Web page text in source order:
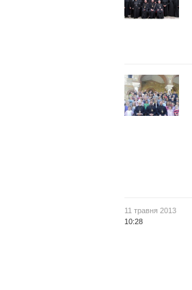
11 травня 2013
10:28